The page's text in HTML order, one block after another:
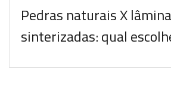
Pedras naturais X
sinterizadas: qual